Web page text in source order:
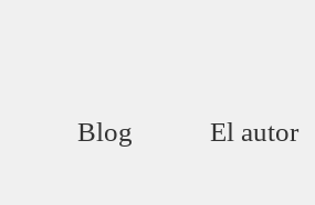
Blog El autor